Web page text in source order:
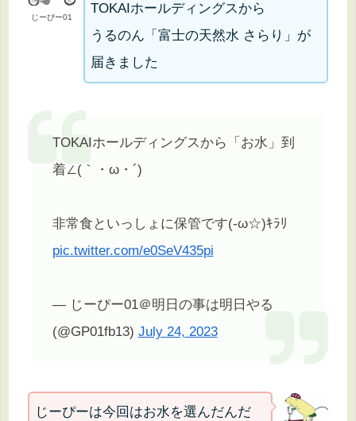
じーぴー01
TOKAIホールディングスから
うるのん「富士の天然水 さらり」が
届きました
TOKAIホールディングスから「お水」到
着∠(｀・ω・´)
非常食といっしょに保管です(-ω☆)ｷﾗﾘ
pic.twitter.com/e0SeV435pi
— じーぴー01＠明日の事は明日やる
(@GP01fb13) July 24, 2023
じーぴーは今回はお水を選んだんだ